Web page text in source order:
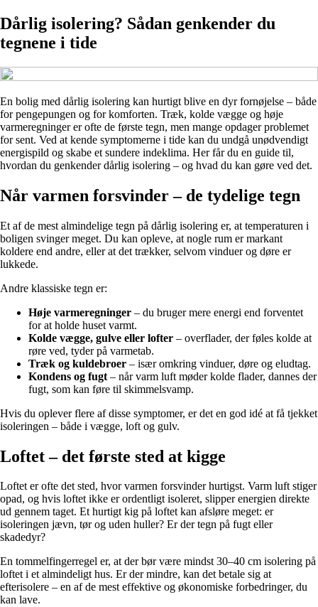
Dårlig isolering? Sådan genkender du
tegnene i tide
En bolig med dårlig isolering kan hurtigt blive en dyr fornøjelse – både
for pengepungen og for komforten. Træk, kolde vægge og høje
varmeregninger er ofte de første tegn, men mange opdager problemet
for sent. Ved at kende symptomerne i tide kan du undgå unødvendigt
energispild og skabe et sundere indeklima. Her får du en guide til,
hvordan du genkender dårlig isolering – og hvad du kan gøre ved det.
Når varmen forsvinder – de tydelige tegn
Et af de mest almindelige tegn på dårlig isolering er, at temperaturen i
boligen svinger meget. Du kan opleve, at nogle rum er markant
koldere end andre, eller at det trækker, selvom vinduer og døre er
lukkede.
Andre klassiske tegn er:
Høje varmeregninger – du bruger mere energi end forventet
for at holde huset varmt.
Kolde vægge, gulve eller lofter – overflader, der føles kolde at
røre ved, tyder på varmetab.
Træk og kuldebroer – især omkring vinduer, døre og eludtag.
Kondens og fugt – når varm luft møder kolde flader, dannes der
fugt, som kan føre til skimmelsvamp.
Hvis du oplever flere af disse symptomer, er det en god idé at få tjekket
isoleringen – både i vægge, loft og gulv.
Loftet – det første sted at kigge
Loftet er ofte det sted, hvor varmen forsvinder hurtigst. Varm luft stiger
opad, og hvis loftet ikke er ordentligt isoleret, slipper energien direkte
ud gennem taget. Et hurtigt kig på loftet kan afsløre meget: er
isoleringen jævn, tør og uden huller? Er der tegn på fugt eller
skadedyr?
En tommelfingerregel er, at der bør være mindst 30–40 cm isolering på
loftet i et almindeligt hus. Er der mindre, kan det betale sig at
efterisolere – en af de mest effektive og økonomiske forbedringer, du
kan lave.